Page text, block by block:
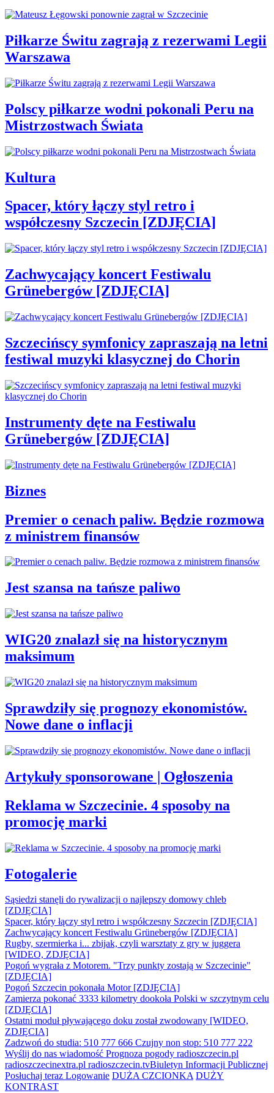
Piłkarze Świtu zagrają z rezerwami Legii
Warszawa
Polscy piłkarze wodni pokonali Peru na
Mistrzostwach Świata
Kultura
Spacer, który łączy styl retro i
współczesny Szczecin [ZDJĘCIA]
Zachwycający koncert Festiwalu
Grünebergów [ZDJĘCIA]
Szczecińscy symfonicy zapraszają na letni
festiwal muzyki klasycznej do Chorin
Instrumenty dęte na Festiwalu
Grünebergów [ZDJĘCIA]
Biznes
Premier o cenach paliw. Będzie rozmowa
z ministrem finansów
Jest szansa na tańsze paliwo
WIG20 znalazł się na historycznym
maksimum
Sprawdziły się prognozy ekonomistów.
Nowe dane o inflacji
Artykuły sponsorowane | Ogłoszenia
Reklama w Szczecinie. 4 sposoby na
promocję marki
Fotogalerie
Sąsiedzi stanęli do rywalizacji o najlepszy domowy chleb
[ZDJĘCIA]
Spacer, który łączy styl retro i współczesny Szczecin [ZDJĘCIA]
Zachwycający koncert Festiwalu Grünebergów [ZDJĘCIA]
Rugby, szermierka i... zbijak, czyli warsztaty z gry w juggera
[WIDEO, ZDJĘCIA]
Pogoń wygrała z Motorem. "Trzy punkty zostają w Szczecinie"
[ZDJĘCIA]
Pogoń Szczecin pokonała Motor [ZDJĘCIA]
Zamierza pokonać 3333 kilometry dookoła Polski w szczytnym celu
[ZDJĘCIA]
Ostatni moduł pływającego doku został zwodowany [WIDEO,
ZDJĘCIA]
Zadzwoń do studia: 510 777 666 Czujny non stop: 510 777 222
Wyślij do nas wiadomość Prognoza pogody radioszczecin.pl
radioszczecinextra.pl radioszczecin.tvBiuletyn Informacji Publicznej
Posłuchaj teraz Logowanie DUŻA CZCIONKA DUŻY
KONTRAST